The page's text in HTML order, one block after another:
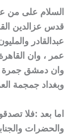
السلام على من
قدس عزالدين
عبدالقادر
عمر ، وان
وان دمشق جمرة
وبغداد جمجمة
اما بعد :فلا
والحضرات